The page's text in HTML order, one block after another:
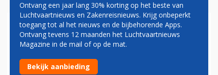
VLIEGBASIS GILZE-RIJEN
Verdachte situatie op Vliegbasis Gilze-Rijen: vliegveld
deels ontruimd
Ontvang een jaar lang 30% korting op het beste van
Luchtvaartnieuws en Zakenreisnieuws. Krijg onbeperkt
toegang tot al het nieuws en de bijbehorende Apps.
Ontvang tevens 12 maanden het Luchtvaartnieuws
Magazine in de mail of op de mat.
Bekijk aanbieding